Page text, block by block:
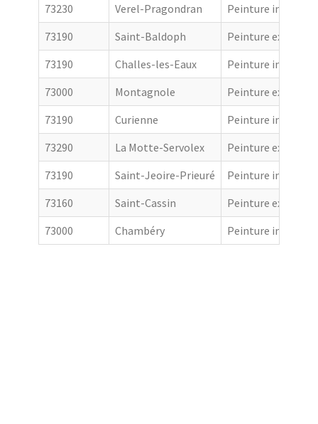
73230
Verel-Pragondran
Peinture
73190
Saint-Baldoph
Peinture
73190
Challes-les-Eaux
Peinture
73000
Montagnole
Peinture
73190
Curienne
Peinture
73290
La Motte-Servolex
Peinture
73190
Saint-Jeoire-Prieuré
Peinture
73160
Saint-Cassin
Peinture
73000
Chambéry Peinture